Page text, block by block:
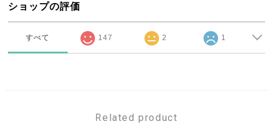
ショップの評価
すべて 147 2 1
Related product